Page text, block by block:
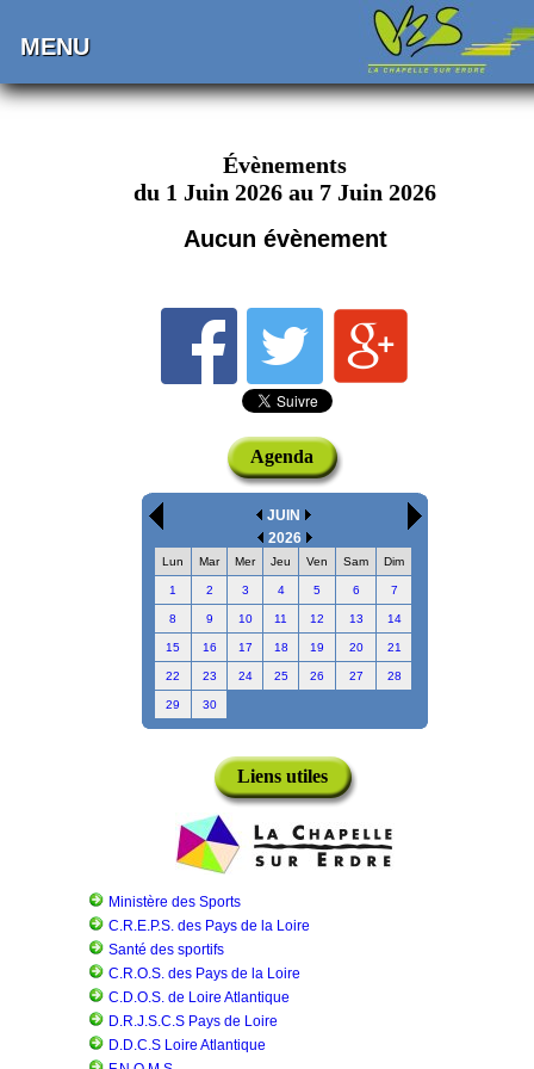
MENU
Évènements
du 1 Juin 2026 au 7 Juin 2026
Aucun évènement
Agenda
JUIN
2026
Lun Mar Mer Jeu Ven Sam Dim
1 2 3 4 5 6 7
8 9 10 11 12 13 14
15 16 17 18 19 20 21
22 23 24 25 26 27 28
29 30
Liens utiles
Ministère des Sports
C.R.E.P.S. des Pays de la Loire
Santé des sportifs
C.R.O.S. des Pays de la Loire
C.D.O.S. de Loire Atlantique
D.R.J.S.C.S Pays de Loire
D.D.C.S Loire Atlantique